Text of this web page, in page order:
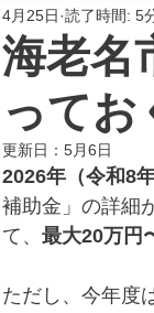
海老名
ってお
4月25日 読了時間: 5
更新日： 5月6日
2026年（令和8
補助金」の詳細
て、 最大20万円
ただし、今年度